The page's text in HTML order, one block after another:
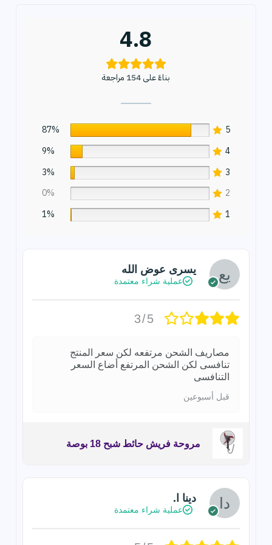
4.8
بناءً على 154 مراجعة
5
87%
4
9%
3
3%
2
0%
1
1%
يسرى عوض الله
عملية شراء معتمدة
3/5
مصاريف الشحن مرتفعه لكن سعر المنتج
تنافسى لكن الشحن المرتفع أضاع السعر
التنافسى
قبل أسبوعين
مروحة فريش حائط شبح 18 بوصة
دينا ا.
عملية شراء معتمدة